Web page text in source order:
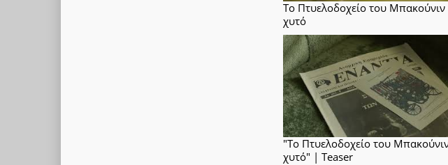
Το Πτυελοδοχείο του Μπακούνιν
χυτό
"Το Πτυελοδοχείο του
χυτό" | Teaser